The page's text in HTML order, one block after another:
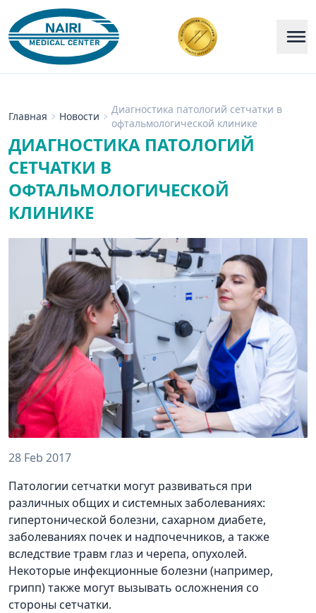
Главная Новости
Диагностика патологий сетчатки в
офтальмологической клинике
ДИАГНОСТИКА ПАТОЛОГИЙ
СЕТЧАТКИ В
ОФТАЛЬМОЛОГИЧЕСКОЙ
КЛИНИКЕ
28 Feb 2017
Патологии сетчатки могут развиваться при
различных общих и системных заболеваниях:
гипертонической болезни, сахарном диабете,
заболеваниях почек и надпочечников, а также
вследствие травм глаз и черепа, опухолей.
Некоторые инфекционные болезни (например,
грипп) также могут вызывать осложнения со
стороны сетчатки.